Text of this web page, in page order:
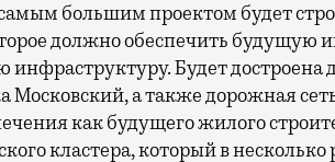
большим проектом будет
должно обеспечить будущую
инфраструктуру. Будет достроена
Московский, а также дорожная
как будущего жилого
кластера, который в